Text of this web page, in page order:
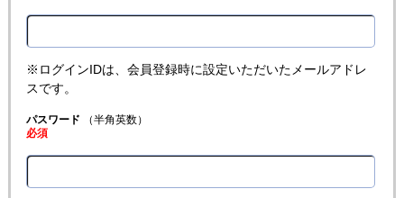
※ログインIDは、会員登録時に設定いただいたメールアドレ
スです。
パスワード （半角英数）
必須